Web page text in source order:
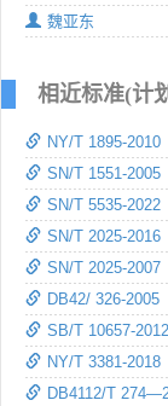
魏亚东
相近标准(计
NY/T 1895-
SN/T 1551-
SN/T 5535-
SN/T 2025-
SN/T 2025-
DB42/ 326-
SB/T 10657-
NY/T 3381-
DB4112/T